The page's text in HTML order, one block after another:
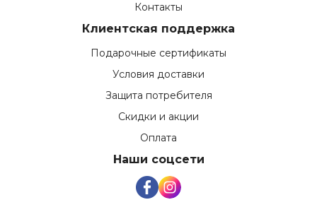
Контакты
Клиентская поддержка
Подарочные сертификаты
Условия доставки
Защита потребителя
Скидки и акции
Оплата
Наши соцсети